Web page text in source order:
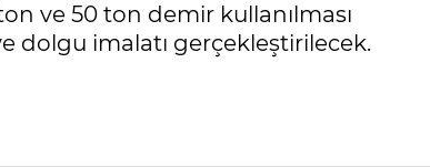
ve 50 ton demir kullanılması
dolgu imalatı gerçekleştirilecek.